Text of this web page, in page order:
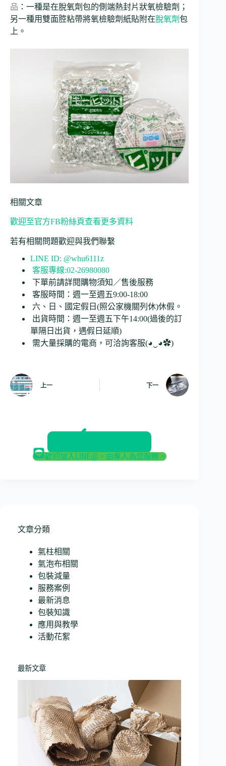
品 ：一種是在脫氧劑包的側端熱封片狀氧檢驗劑；
另一種用雙面腔粘帶將氧檢驗劑紙貼附在脫氧劑包
上。
相關文章
歡迎至官方FB粉絲頁查看更多資料
若有相關問題歡迎與我們聯繫
LINE ID: @whu6111z
客服專線:02-26980080
下單前請詳閱購物須知／售後服務
客服時間：週一至週五9:00-18:00
六、日、國定假日(照公家機關列休)休假。
出貨時間：週一至週五下午14:00(過後的訂
單隔日出貨，遇假日延順)
需大量採購的電商，可洽詢客服(◕‿◕✿)
上一 下一
歡迎加入LINE@，由專人為您服務。
文章分類
氣柱相關
氣泡布相關
包裝減量
服務案例
最新消息
包裝知識
應用與教學
活動花絮
最新文章